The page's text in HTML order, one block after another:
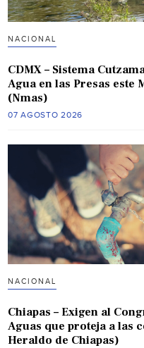
NACIONAL
CDMX – Sistema
Agua en las Presas este
(Nmas)
07 AGOSTO 2026
NACIONAL
Chiapas – Exigen al
Aguas que proteja a las
Heraldo de Chiapas)